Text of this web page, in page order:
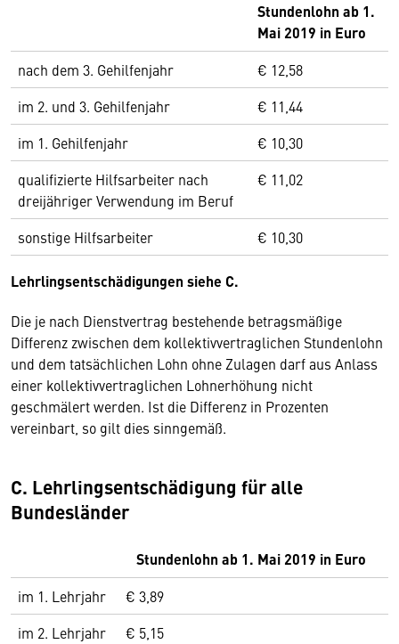
Stundenlohn ab 1.
Mai 2019 in Euro
nach dem 3. Gehilfenjahr
€ 12,58
im 2. und 3. Gehilfenjahr
€ 11,44
im 1. Gehilfenjahr
€ 10,30
qualifizierte Hilfsarbeiter nach
dreijähriger Verwendung im Beruf
€ 11,02
sonstige Hilfsarbeiter € 10,30
Lehrlingsentschädigungen siehe C.
Die je nach Dienstvertrag bestehende betragsmäßige
Differenz zwischen dem kollektivvertraglichen Stundenlohn
und dem tatsächlichen Lohn ohne Zulagen darf aus Anlass
einer kollektivvertraglichen Lohnerhöhung nicht
geschmälert werden. Ist die Differenz in Prozenten
vereinbart, so gilt dies sinngemäß.
C. Lehrlingsentschädigung für alle
Bundesländer
Stundenlohn ab 1. Mai 2019 in Euro
im 1. Lehrjahr
€ 3,89
im 2. Lehrjahr
€ 5,15